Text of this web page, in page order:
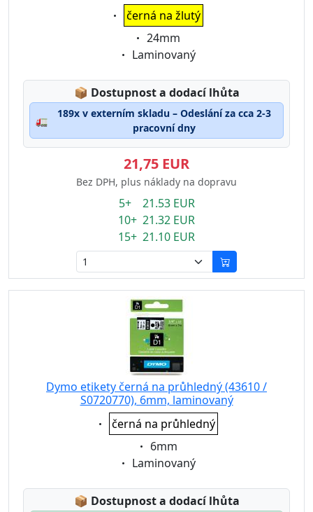
Eigenschaft:
černá na žlutý
Eigenschaft:
24mm
Eigenschaft:
Laminovaný
📦 Lagerstatus:
Dostupnost a dodací lhůta
🚛
189x v externím skladu – Odeslání za cca 2-3
pracovní dny
21,75 EUR
Bez DPH, plus náklady na dopravu
5+ 21.53 EUR
10+ 21.32 EUR
15+ 21.10 EUR
Dymo etikety černá na průhledný (43610 /
S0720770), 6mm, laminovaný
Eigenschaft:
černá na průhledný
Eigenschaft:
6mm
Eigenschaft:
Laminovaný
📦 Lagerstatus:
Dostupnost a dodací lhůta